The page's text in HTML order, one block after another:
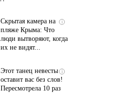
люди вытворяют, когда
их не видят...
Пересмотрела 10 раз